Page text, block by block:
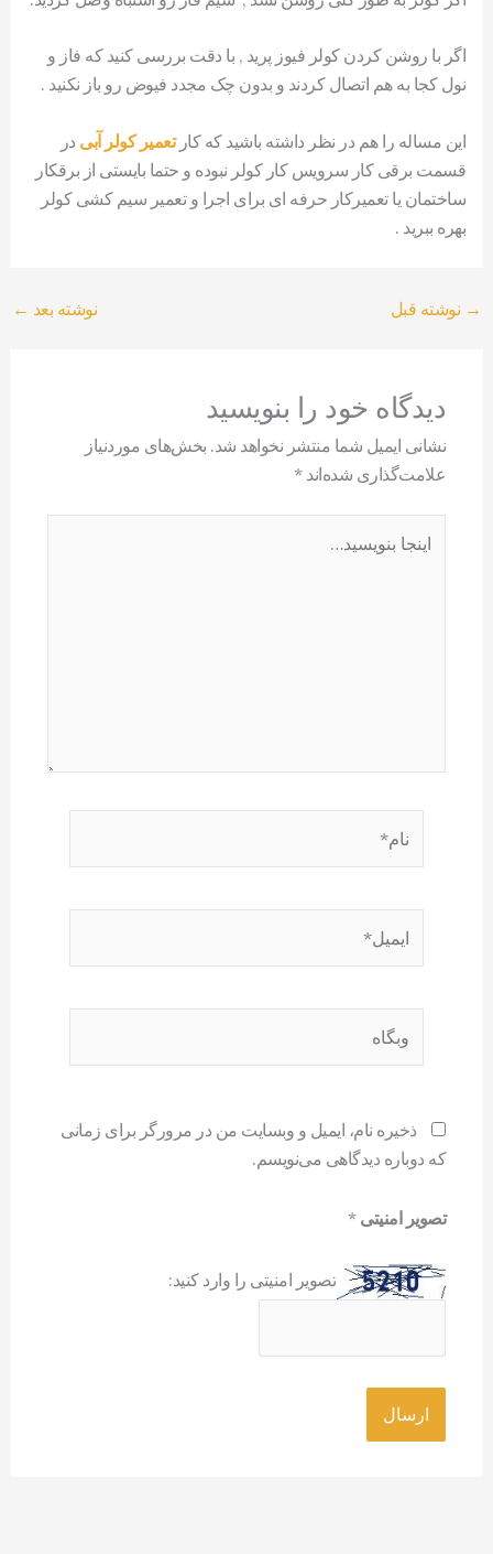
اگر با روشن کردن کولر فیوز پرید , با دقت بررسی کنید که فاز و
نول کجا به هم اتصال کردند و بدون چک مجدد فیوض رو باز نکنید .
این مساله را هم در نظر داشته باشید که کارتعمیر کولر آبی در
قسمت برقی کار سرویس کار کولر نبوده و حتما بایستی از برقکار
ساختمان یا تعمیرکار حرفه ای برای اجرا و تعمیر سیم کشی کولر
بهره ببرید .
→ نوشته قبل نوشته بعد ←
دیدگاه‌ خود را بنویسید
نشانی ایمیل شما منتشر نخواهد شد. بخش‌های موردنیاز
علامت‌گذاری شده‌اند*
بنویسید…
ذخیره نام، ایمیل و وبسایت من در مرورگر برای زمانی
که دوباره دیدگاهی می‌نویسم.
تصویر امنیتی*
تصویر امنیتی را وارد کنید: